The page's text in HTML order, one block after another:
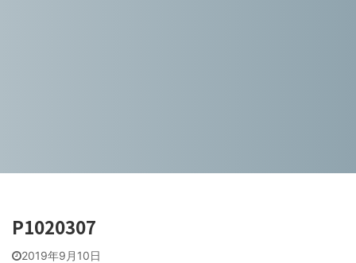
P1020307
2019年9月10日